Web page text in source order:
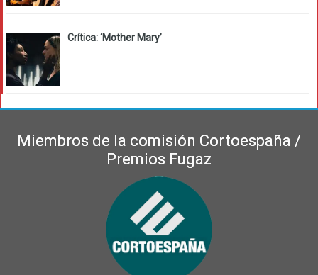
Crítica: ‘Mother Mary’
Miembros de la comisión Cortoespaña /
Premios Fugaz